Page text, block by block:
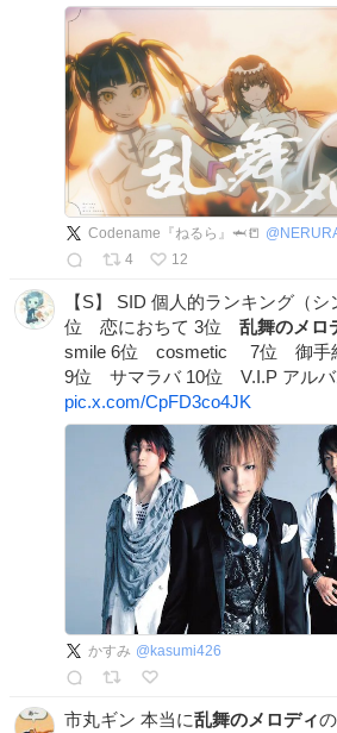
Codename『ねるら』🦈📒 @
4
12
【S】 SID 個人的ランキング（
位 恋におちて 3位 乱舞のメロ
smile 6位 cosmetic 7位 御手
9位 サマラバ 10位 V.I.P アルバ
pic.x.com/CpFD3co4JK
かすみ @ kasumi426
市丸ギン 本当に乱舞のメロディ